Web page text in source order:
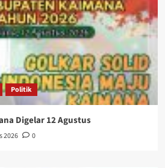
Politik
Digelar 12 Agustus
2026 0